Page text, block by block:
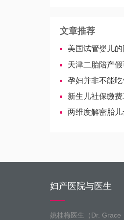
文章推荐
美国试管婴儿
天津二胎陪产
孕妇并非不能吃
新生儿社保缴
两维度解密胎儿
妇产医院与医生
姚桂梅医生（Dr. Grace